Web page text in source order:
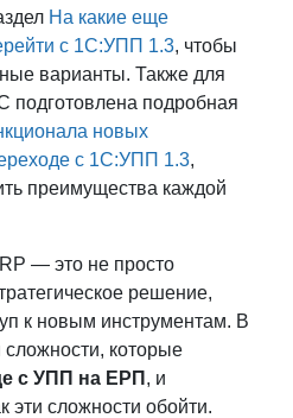
На какие еще
с 1С:УПП 1.3, чтобы
варианты. Также для
подготовлена подробная
новых
с 1С:УПП 1.3,
преимущества каждой
— это не просто
решение,
к новым инструментам. В
сложности, которые
с УПП на ЕРП , и
эти сложности обойти.